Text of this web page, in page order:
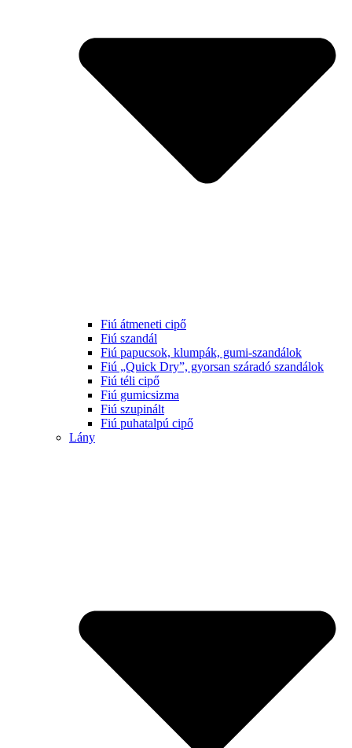
Fiú átmeneti cipő
Fiú szandál
Fiú papucsok, klumpák, gumi-szandálok
Fiú „Quick Dry”, gyorsan száradó szandálok
Fiú téli cipő
Fiú gumicsizma
Fiú szupinált
Fiú puhatalpú cipő
Lány